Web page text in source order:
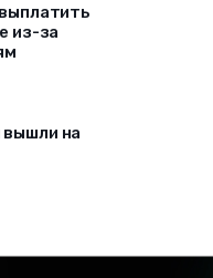
из-за
на